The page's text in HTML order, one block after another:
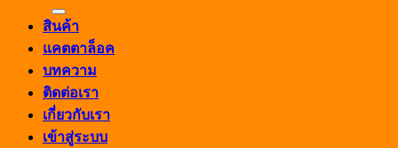
สินค้า
แคตตาล็อค
บทความ
ติดต่อเรา
เกี่ยวกับเรา
เข้าสู่ระบบ